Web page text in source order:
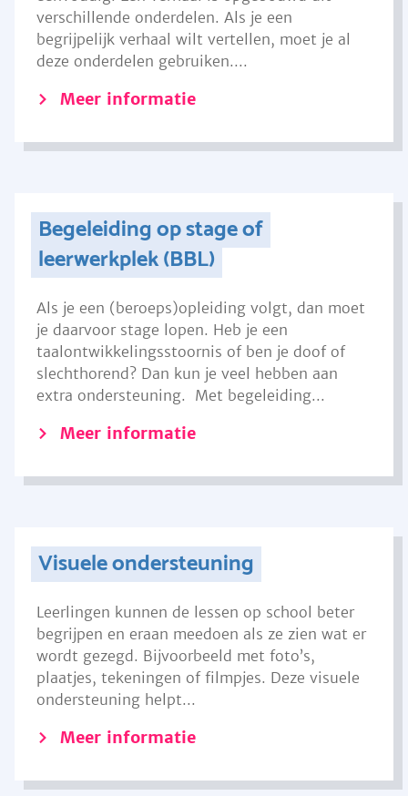
verschillende onderdelen. Als je een
begrijpelijk verhaal wilt vertellen, moet je al
deze onderdelen gebruiken....
Meer informatie
Begeleiding op stage of
leerwerkplek (BBL)
Als je een (beroeps)opleiding volgt, dan moet
je daarvoor stage lopen. Heb je een
taalontwikkelingsstoornis of ben je doof of
slechthorend? Dan kun je veel hebben aan
extra ondersteuning. Met begeleiding...
Meer informatie
Visuele ondersteuning
Leerlingen kunnen de lessen op school beter
begrijpen en eraan meedoen als ze zien wat er
wordt gezegd. Bijvoorbeeld met foto’s,
plaatjes, tekeningen of filmpjes. Deze visuele
ondersteuning helpt...
Meer informatie